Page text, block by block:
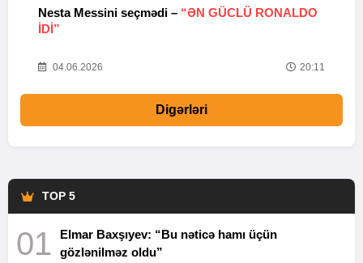
Nesta Messini seçmədi – “ƏN GÜCLÜ RONALDO
IDI”
04.06.2026 20:11
Digərləri
TOP 5
01
Elmar Baxşıyev: “Bu nəticə hamı üçün
gözlənilməz oldu”